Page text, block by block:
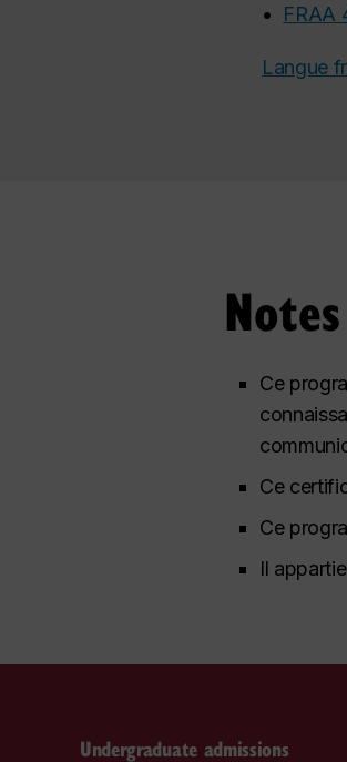
•
FRAA
Langue
Notes
Ce
Ce
Ce
Il
Undergraduate admissions